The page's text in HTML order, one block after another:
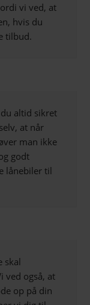
vi ved, at
hvis du
tilbud.
altid sikret
at når
man ikke
godt
lånebiler til
skal
ved også, at
op på din